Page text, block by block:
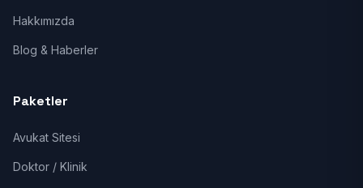
Hakkımızda
Blog & Haberler
Paketler
Avukat Sitesi
Doktor / Klinik